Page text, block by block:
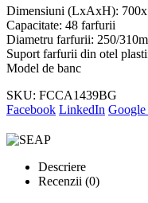
Dimensiuni (LxAxH):
Capacitate: 48 farfurii
Diametru farfurii: 250/
Suport farfurii din otel
Model de banc
SKU: FCCA1439BG
Facebook LinkedIn
Descriere
Recenzii (0)